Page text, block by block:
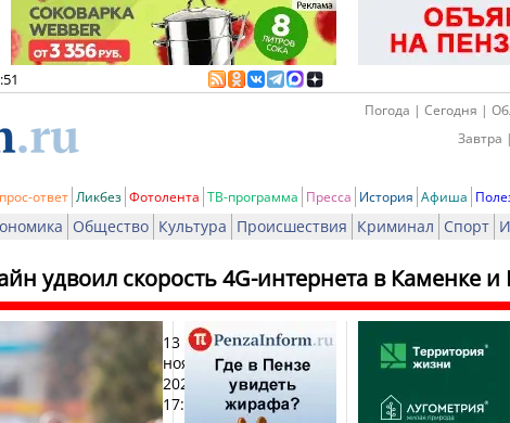
Погода | Сегодня |
Завтра
ответ Ликбез Фотолента ТВ-программа Пресса История Афиша
Общество Культура Происшествия Криминал Спорт
удвоил скорость 4G-интернета в Каменке и
13
ноября
2024,
17:01
Печать